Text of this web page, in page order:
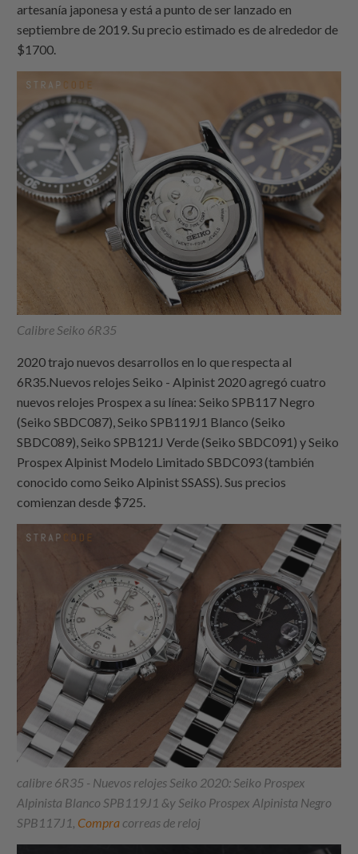
artesanía japonesa y está a punto de ser lanzado en
septiembre de 2019. Su precio estimado es de alrededor de
$1700.
Calibre Seiko 6R35
2020 trajo nuevos desarrollos en lo que respecta al
6R35.Nuevos relojes Seiko - Alpinist 2020 agregó cuatro
nuevos relojes Prospex a su línea: Seiko SPB117 Negro
(Seiko SBDC087), Seiko SPB119J1 Blanco (Seiko
SBDC089), Seiko SPB121J Verde (Seiko SBDC091) y Seiko
Prospex Alpinist Modelo Limitado SBDC093 (también
conocido como Seiko Alpinist SSASS). Sus precios
comienzan desde $725.
calibre 6R35 - Nuevos relojes Seiko 2020: Seiko Prospex
Alpinista Blanco SPB119J1 &y Seiko Prospex Alpinista Negro
SPB117J1, Compra correas de reloj